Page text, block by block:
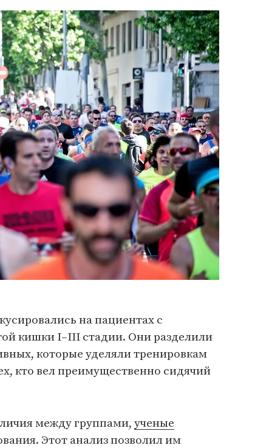
на пациентах с
кишки I–III стадии. Они разделили
которые уделяли тренировкам
кто вел преимущественно сидячий
между группами, ученые
Этот анализ позволил им